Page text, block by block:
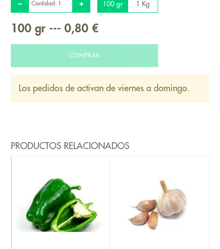
Cantidad: 100 gr 1 Kg
100 gr ---0,80 €
COMPRAR
Los pedidos de activan de viernes a domingo.
PRODUCTOS RELACIONADOS